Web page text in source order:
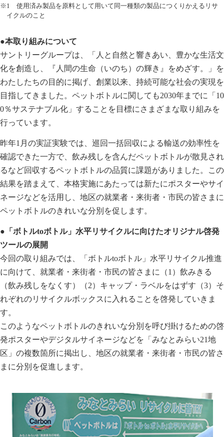
※1 使用済み製品を原料として用いて同一種類の製品につくりかえるリサ
イクルのこと
●本取り組みについて
サントリーグループは、「人と自然と響きあい、豊かな生活文
化を創造し、『人間の生命（いのち）の輝き』をめざす。」を
わたしたちの目的に掲げ、創業以来、持続可能な社会の実現を
目指してきました。ペットボトルに関しても2030年までに「10
0％サステナブル化」することを目標にさまざまな取り組みを
行っています。
昨年1月の実証実験では、巡回一括回収による輸送の効率性を
確認できた一方で、飲み残しを含んだペットボトルが散見され
るなど回収するペットボトルの品質に課題がありました。この
結果を踏まえて、本格実施にあたっては新たにポスターやサイ
ネージなどを活用し、地区の就業者・来街者・市民の皆さまに
ペットボトルのきれいな分別を促します。
●「ボトルtoボトル」水平リサイクルに向けたオリジナル啓発
ツールの展開
今回の取り組みでは、「ボトルtoボトル」水平リサイクル推進
に向けて、就業者・来街者・市民の皆さまに（1）飲みきる
（飲み残しをなくす）（2）キャップ・ラベルをはずす（3）そ
れぞれのリサイクルボックスに入れることを啓発していきま
す。
このようなペットボトルのきれいな分別を呼び掛けるための啓
発ポスターやデジタルサイネージなどを「みなとみらい21地
区」の複数箇所に掲出し、地区の就業者・来街者・市民の皆さ
まに分別を促進します。